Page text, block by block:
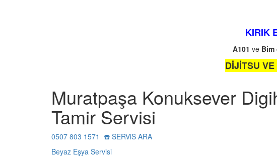
KIRIK
A101 ve Bim
DİJİTSU
Muratpaşa Konuksever
Tamir Servisi
0507 803 1571 ☎️ SERViS ARA
Beyaz Eşya Servisi